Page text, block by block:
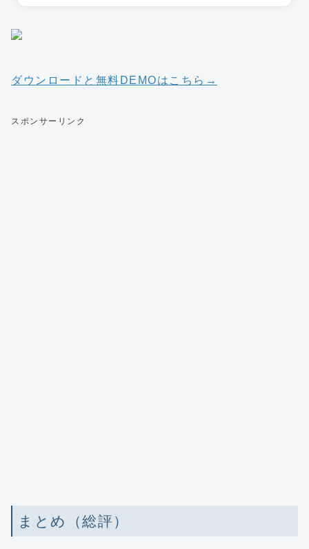
ダウンロードと無料DEMOはこちら→
スポンサーリンク
まとめ（総評）